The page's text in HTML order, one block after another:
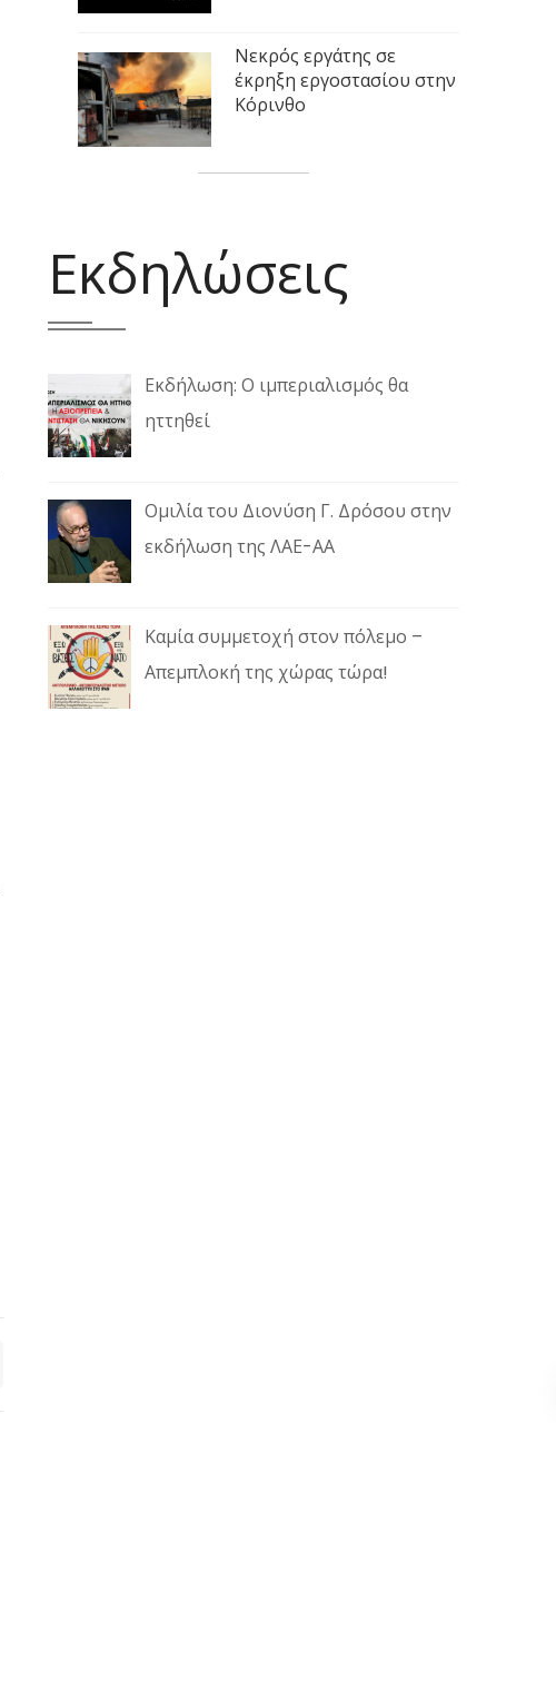
Νεκρός εργάτης σε
έκρηξη εργοστασίου στην
Κόρινθο
Εκδηλώσεις
Εκδήλωση: Ο ιμπεριαλισμός θα
ηττηθεί
Ομιλία του Διονύση Γ. Δρόσου στην
εκδήλωση της ΛΑΕ-ΑΑ
Καμία συμμετοχή στον πόλεμο –
Απεμπλοκή της χώρας τώρα!